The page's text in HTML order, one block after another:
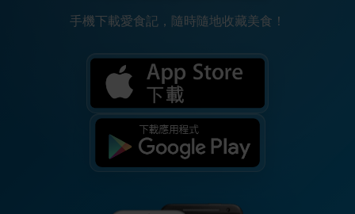
手機下載愛食記，隨時隨地收藏美食！